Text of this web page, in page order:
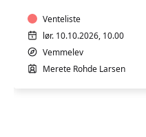
mange
muligheder
Venteliste
lør. 10.10.2026, 10.00
Vemmelev
Merete Rohde Larsen